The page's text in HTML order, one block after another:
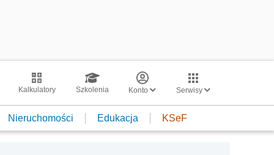
Kalkulatory Szkolenia Konto Serwisy
Nieruchomości Edukacja KSeF